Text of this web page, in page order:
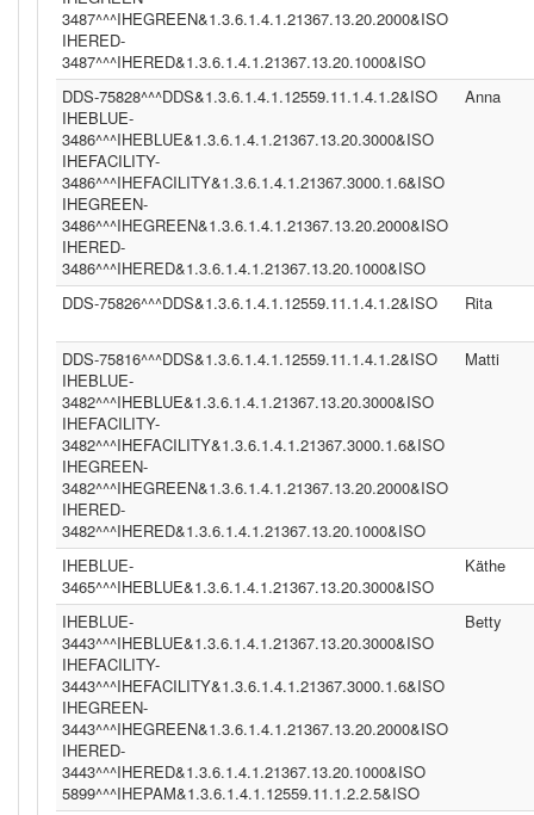
3487^^^IHEGREEN&1.3.6.1.4.1.21367.13.20.2000&ISO
IHERED-
3487^^^IHERED&1.3.6.1.4.1.21367.13.20.1000&ISO
DDS-75828^^^DDS&1.3.6.1.4.1.12559.11.1.4.1.2&ISO
IHEBLUE-
3486^^^IHEBLUE&1.3.6.1.4.1.21367.13.20.3000&ISO
IHEFACILITY-
3486^^^IHEFACILITY&1.3.6.1.4.1.21367.3000.1.6&ISO
IHEGREEN-
3486^^^IHEGREEN&1.3.6.1.4.1.21367.13.20.2000&ISO
IHERED-
3486^^^IHERED&1.3.6.1.4.1.21367.13.20.1000&ISO
Anna
DDS-75826^^^DDS&1.3.6.1.4.1.12559.11.1.4.1.2&ISO Rita
DDS-75816^^^DDS&1.3.6.1.4.1.12559.11.1.4.1.2&ISO
IHEBLUE-
3482^^^IHEBLUE&1.3.6.1.4.1.21367.13.20.3000&ISO
IHEFACILITY-
3482^^^IHEFACILITY&1.3.6.1.4.1.21367.3000.1.6&ISO
IHEGREEN-
3482^^^IHEGREEN&1.3.6.1.4.1.21367.13.20.2000&ISO
IHERED-
3482^^^IHERED&1.3.6.1.4.1.21367.13.20.1000&ISO
Matti
IHEBLUE-
3465^^^IHEBLUE&1.3.6.1.4.1.21367.13.20.3000&ISO
Käthe
IHEBLUE-
3443^^^IHEBLUE&1.3.6.1.4.1.21367.13.20.3000&ISO
IHEFACILITY-
3443^^^IHEFACILITY&1.3.6.1.4.1.21367.3000.1.6&ISO
IHEGREEN-
3443^^^IHEGREEN&1.3.6.1.4.1.21367.13.20.2000&ISO
IHERED-
3443^^^IHERED&1.3.6.1.4.1.21367.13.20.1000&ISO
5899^^^IHEPAM&1.3.6.1.4.1.12559.11.1.2.2.5&ISO
Betty